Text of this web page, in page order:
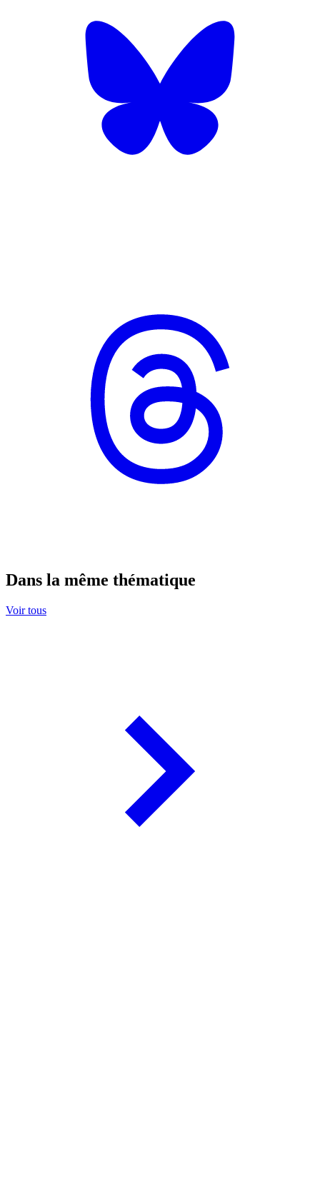
Dans la même thématique
Voir tous